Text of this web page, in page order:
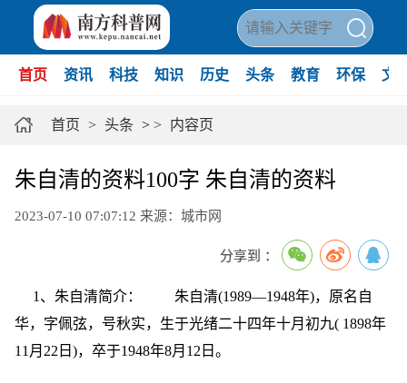
首页 资讯 科技 知识 历史 头条 教育 环保 文
首页 > 头条 > > 内容页
朱自清的资料100字 朱自清的资料
2023-07-10 07:07:12 来源：城市网
分享到 ：
1、朱自清简介： 朱自清(1989—1948年)，原名自
华，字佩弦，号秋实，生于光绪二十四年十月初九( 1898年
11月22日)，卒于1948年8月12日。